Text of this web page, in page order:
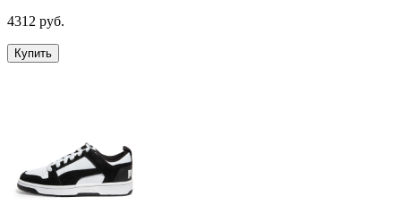
4312 руб.
Купить